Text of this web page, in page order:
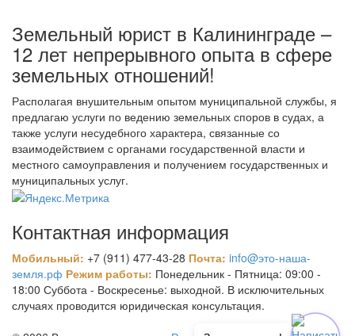
Земельный юрист в Калининграде –
12 лет непрерывного опыта в сфере
земельных отношений!
Располагая внушительным опытом муниципальной службы, я
предлагаю услуги по ведению земельных споров в судах, а
также услуги несудебного характера, связанные со
взаимодействием с органами государственной власти и
местного самоуправления и получением государственных и
муниципальных услуг.
Контактная информация
Мобильный: +7 (911) 477-43-28 Почта: info@это-наша-
земля.рф Режим работы: Понедельник - Пятница: 09:00 -
18:00 Суббота - Воскресенье: выходной. В исключительных
случаях проводится юридическая консультация.